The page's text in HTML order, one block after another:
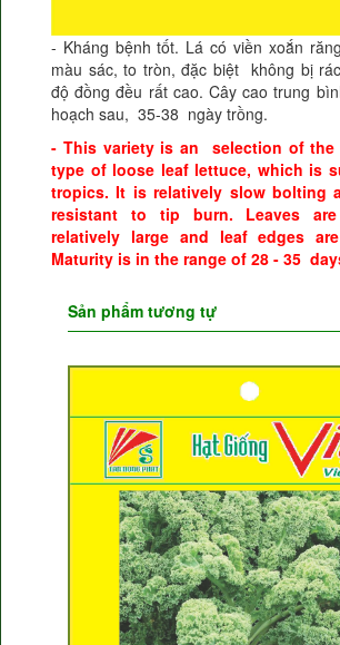
- Kháng bệnh tốt. Lá có viền xoắn
màu sác, to tròn, đặc biệt không bị
độ đồng đều rất cao. Cây cao trung
hoạch sau, 35-38 ngày trồng.
- This variety is an selection of the
type of loose leaf lettuce, which is
tropics. It is relatively slow bolting
resistant to tip burn. Leaves
relatively large and leaf edges
Maturity is in the range of 28 - 35
Sản phẩm tương tự